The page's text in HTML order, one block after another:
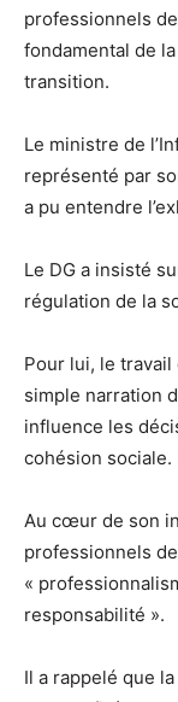
professionnels
fondamental de
transition.
Le ministre de
représenté par
a pu entendre
Le DG a insisté
régulation de la
Pour lui, le
simple narration
influence les
cohésion sociale.
Au cœur de son
professionnels
«
responsabilité ».
Il a rappelé que